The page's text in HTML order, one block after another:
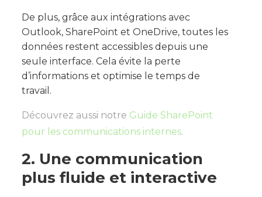
De plus, grâce aux intégrations avec
Outlook, SharePoint et OneDrive, toutes les
données restent accessibles depuis une
seule interface. Cela évite la perte
d’informations et optimise le temps de
travail.
Découvrez aussi notre Guide SharePoint
pour les communications internes.
2. Une communication
plus fluide et interactive